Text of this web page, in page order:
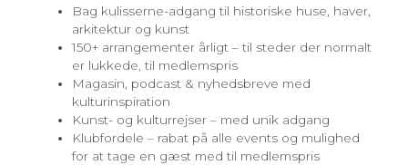
Bag kulisserne-adgang til historiske huse, haver,
arkitektur og kunst
150+ arrangementer årligt – til steder der normalt
er lukkede, til medlemspris
Magasin, podcast & nyhedsbreve med
kulturinspiration
Kunst- og kulturrejser – med unik adgang
Klubfordele – rabat på alle events og mulighed
for at tage en gæst med til medlemspris